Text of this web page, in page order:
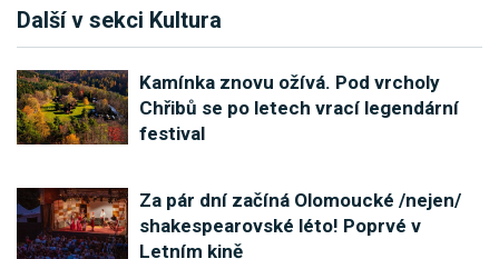
Další v sekci Kultura
Kamínka znovu ožívá. Pod vrcholy
Chřibů se po letech vrací legendární
festival
Za pár dní začíná Olomoucké /nejen/
shakespearovské léto! Poprvé v
Letním kině